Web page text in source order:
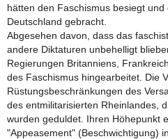
hätten den Faschismus besiegt
Deutschland gebracht.
Abgesehen davon, dass das
andere Diktaturen unbehelligt
Regierungen Britanniens,
des Faschismus hingearbeitet. Die
Rüstungsbeschränkungen des
des entmilitarisierten Rheinlandes,
wurden geduldet. Ihren Höhepunkt
"Appeasement" (Beschwichtigung)